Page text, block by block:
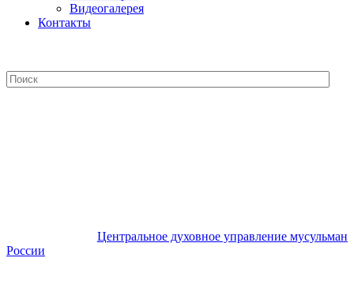
Видеогалерея
Контакты
Центральное духовное управление мусульман
России